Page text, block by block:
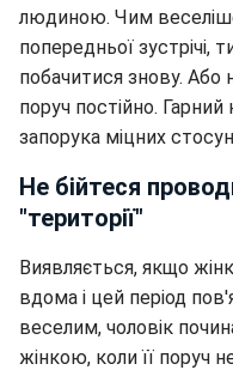
людиною. Чим
попередньої зустрічі,
побачитися знову. Або
поруч постійно. Гарний
запорука міцних
Не бійтеся
"території"
Виявляється, якщо
вдома і цей період
веселим, чоловік
жінкою, коли її поруч